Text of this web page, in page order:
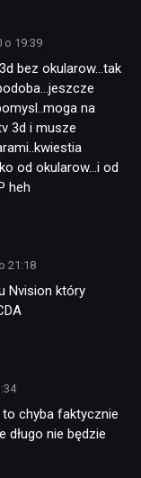
o 19:39
bez okularow…tak
na
3d i musze
od okularow…i od
heh
21:18
Nvision który
to chyba faktycznie
długo nie będzie